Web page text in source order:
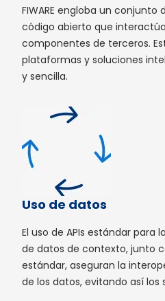
FIWARE engloba un
código abierto que
componentes de terceros.
plataformas y soluciones
y sencilla.
Uso de datos
El uso de APIs estándar para
de datos de contexto, junto
estándar, aseguran la
de los datos, evitando así los